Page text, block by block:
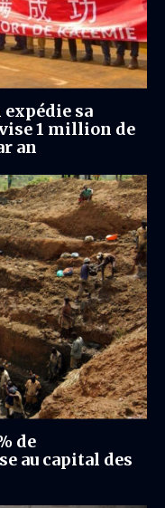
sa
1 million de
an
de
au capital des